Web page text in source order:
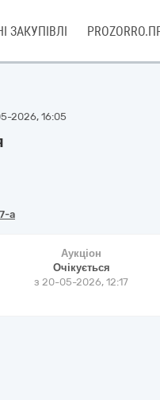
ЗАКУПІВЛІ
2026, 16:05
a
Аукціон
Очікується
з20-05-2026, 12:17